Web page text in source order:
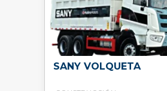
SANY VOLQUETA